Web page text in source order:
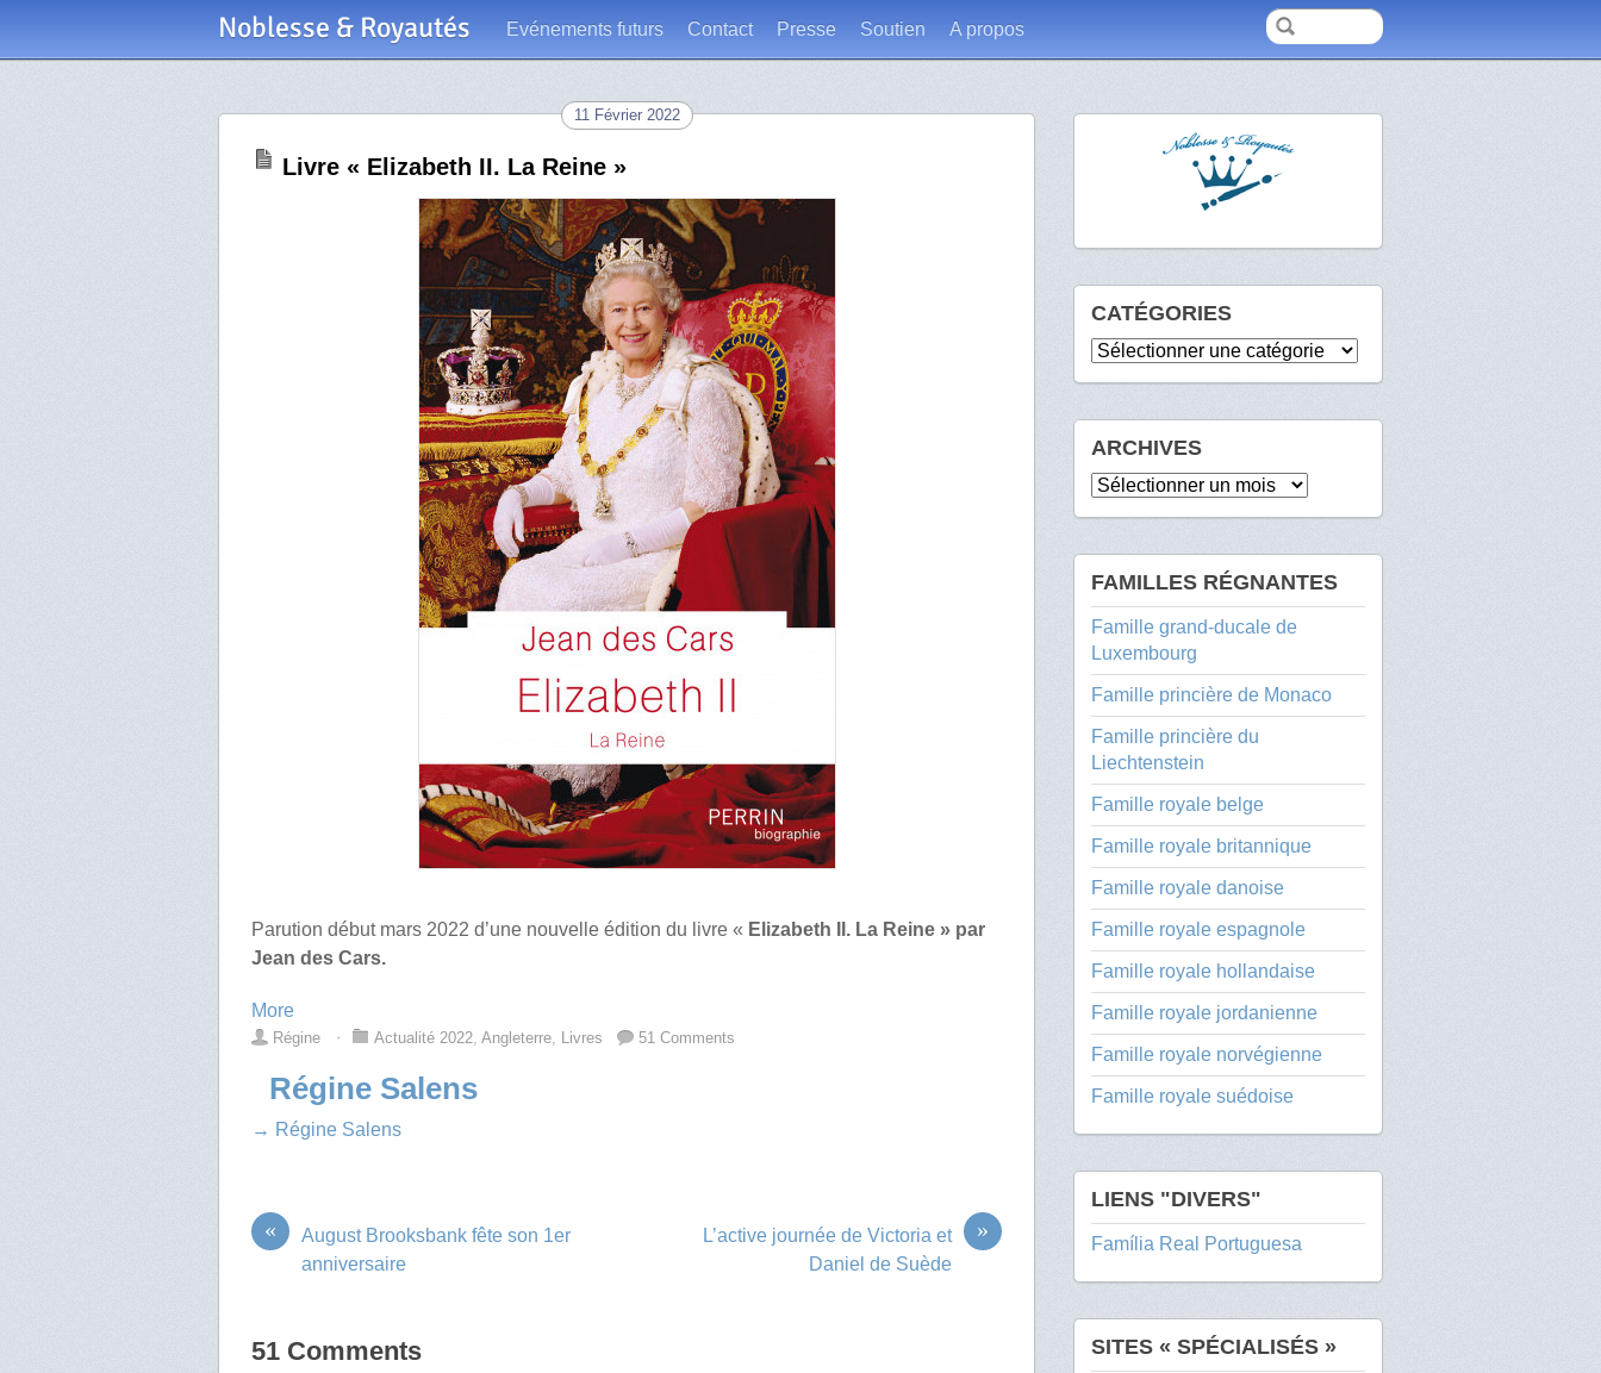
Noblesse & Royautés Evénements futurs Contact Presse Soutien A propos
11 Février 2022
Livre « Elizabeth II. La Reine »
Parution début mars 2022 d’une nouvelle édition du livre « Elizabeth II. La Reine » par
Jean des Cars.
More
Régine ⋅ Actualité 2022 ,Angleterre Livres 51 Comments
Régine Salens
→ Régine Salens
«
August Brooksbank fête son 1er
anniversaire
»
L’active journée de Victoria et
Daniel de Suède
51 Comments
CATÉGORIES
Catégories
ARCHIVES
Archives
FAMILLES RÉGNANTES
Famille grand-ducale de
Luxembourg
Famille princière de Monaco
Famille princière du
Liechtenstein
Famille royale belge
Famille royale britannique
Famille royale danoise
Famille royale espagnole
Famille royale hollandaise
Famille royale jordanienne
Famille royale norvégienne
Famille royale suédoise
LIENS "DIVERS"
Família Real Portuguesa
SITES « SPÉCIALISÉS »